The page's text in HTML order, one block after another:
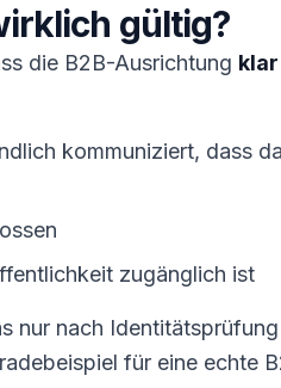
gültig?
die B2B-Ausrichtung
kommuniziert, dass
zugänglich ist
nur nach
für eine echte